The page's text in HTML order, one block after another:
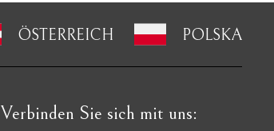
ÖSTERREICH POLSKA
Verbinden Sie sich mit uns: